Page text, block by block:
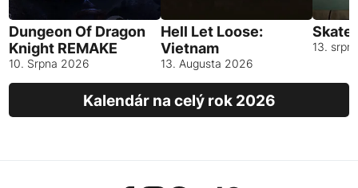
Dungeon Of Dragon
Knight REMAKE
10. Srpna 2026
Hell Let Loose:
Vietnam
13. Augusta 2026
13.
Kalendár na celý rok 2026